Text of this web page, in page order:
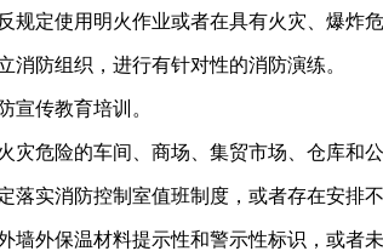
规定使用明火作业或者在具有火灾、爆炸
消防组织，进行有针对性的消防演练。
宣传教育培训。
灾危险的车间、商场、集贸市场、仓库和
落实消防控制室值班制度，或者存在安排
墙外保温材料提示性和警示性标识，或者